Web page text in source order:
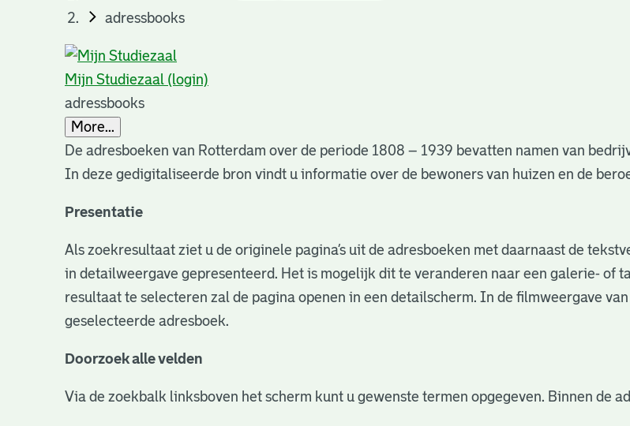
adressbooks
Mijn Studiezaal (login)
adressbooks
More...
De adresboeken van Rotterdam over de periode 1808 – 1939 bevatten namen van
In deze gedigitaliseerde bron vindt u informatie over de bewoners van huizen en de
Presentatie
Als zoekresultaat ziet u de originele pagina’s uit de adresboeken met daarnaast de
in detailweergave gepresenteerd. Het is mogelijk dit te veranderen naar een galerie- of
resultaat te selecteren zal de pagina openen in een detailscherm. In de filmweergave
geselecteerde adresboek.
Doorzoek alle velden
Via de zoekbalk linksboven het scherm kunt u gewenste termen opgegeven. Binnen de